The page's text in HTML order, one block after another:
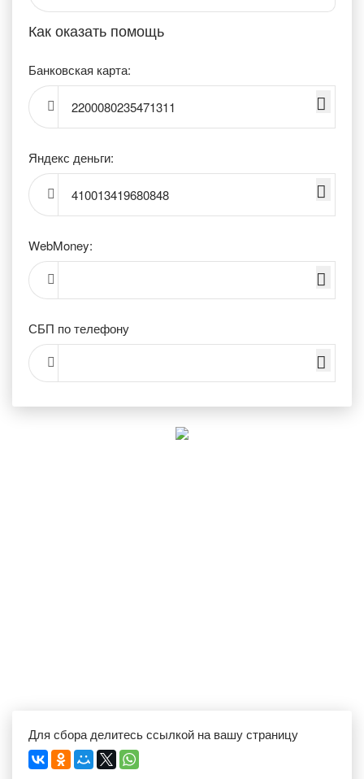
Как оказать помощь
Банковская карта:
2200080235471311
Яндекс деньги:
410013419680848
WebMoney:
СБП по телефону
Для сбора делитесь ссылкой на вашу страницу